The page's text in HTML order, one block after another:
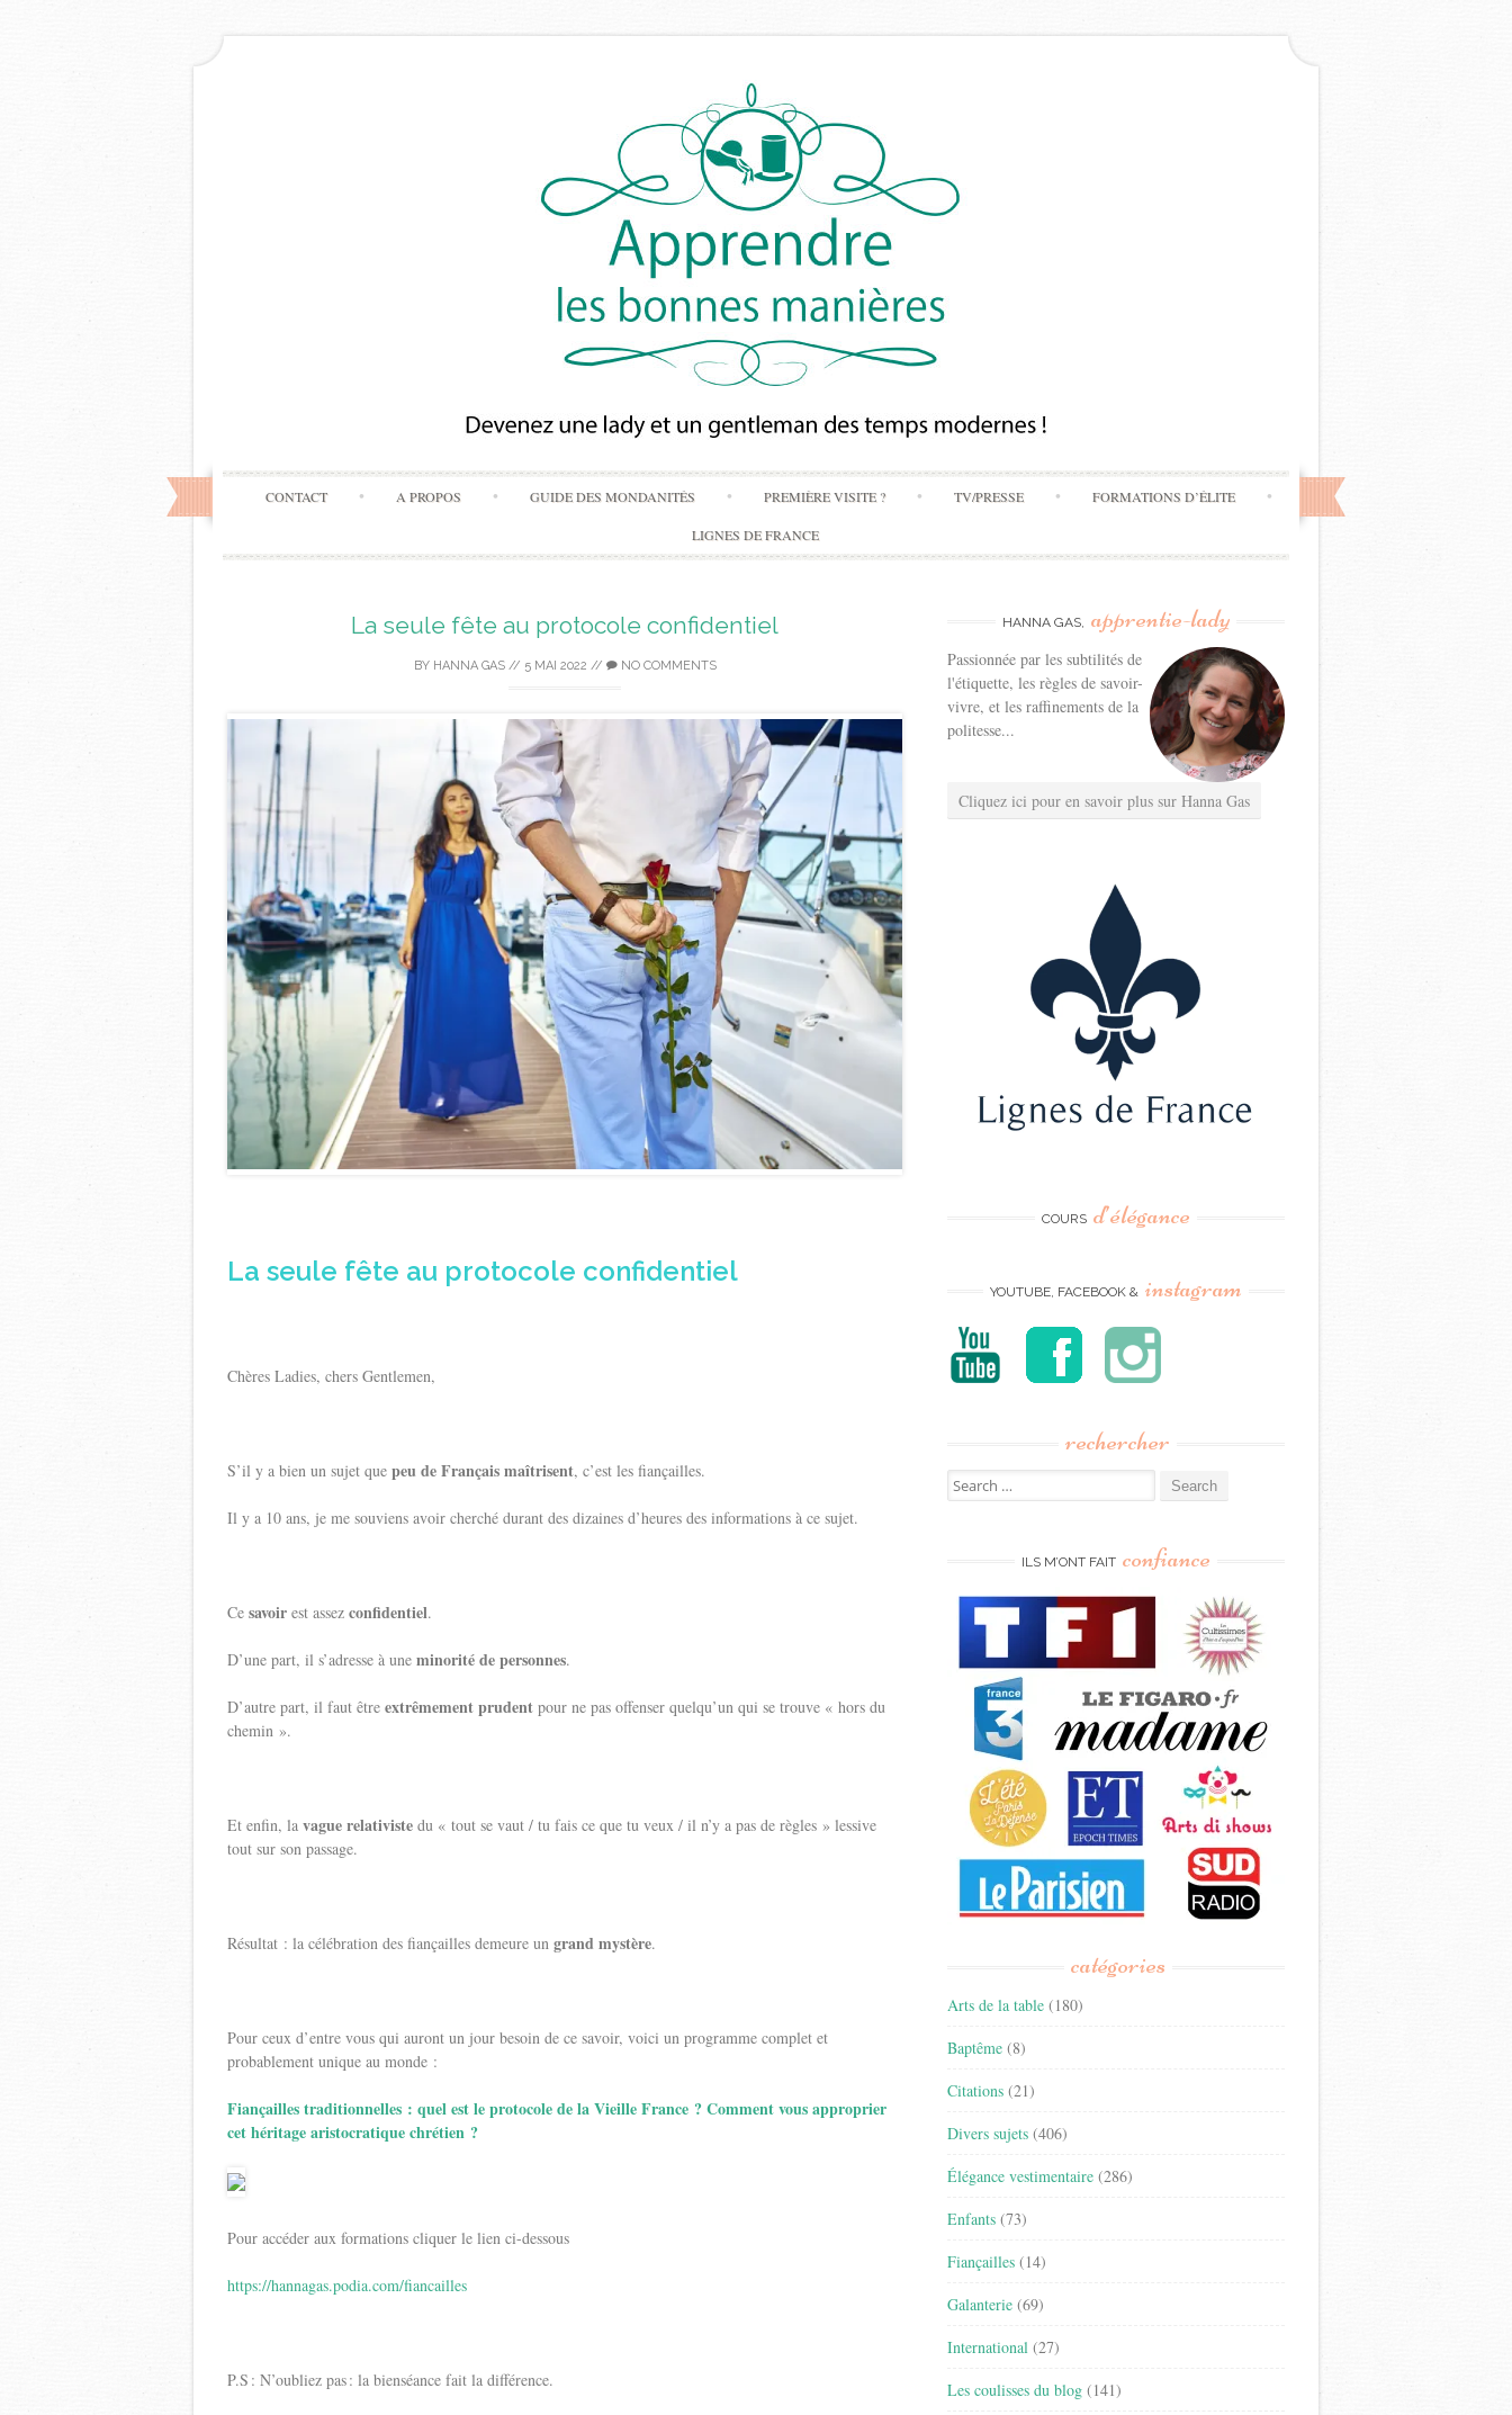
Skip
to
content
CONTACT A PROPOS GUIDE DES MONDANITÉS PREMIÈRE VISITE ? TV/PRESSE FORMATIONS D’ÉLITE
LIGNES DE FRANCE
La seule fête au protocole confidentiel
BY HANNA GAS// 5 MAI 2022 // NO COMMENTS
La seule fête au protocole confidentiel
Chères Ladies, chers Gentlemen,
S’il y a bien un sujet que peu de Français maîtrisent, c’est les fiançailles.
Il y a 10 ans, je me souviens avoir cherché durant des dizaines d’heures des informations à ce sujet.
Ce savoir est assez confidentiel.
D’une part, il s’adresse à une minorité de personnes.
D’autre part, il faut être extrêmement prudent pour ne pas offenser quelqu’un qui se trouve « hors du
chemin ».
Et enfin, la vague relativiste du « tout se vaut / tu fais ce que tu veux / il n’y a pas de règles » lessive
tout sur son passage.
Résultat : la célébration des fiançailles demeure un grand mystère.
Pour ceux d’entre vous qui auront un jour besoin de ce savoir, voici un programme complet et
probablement unique au monde :
Fiançailles traditionnelles : quel est le protocole de la Vieille France ? Comment vous approprier
cet héritage aristocratique chrétien ?
Pour accéder aux formations cliquer le lien ci-dessous
https://hannagas.podia.com/fiancailles
P.S : N’oubliez pas : la bienséance fait la différence.
HANNA GAS, apprentie-lady
Passionnée par les subtilités de
l'étiquette, les règles de savoir-
vivre, et les raffinements de la
politesse...
Cliquez ici pour en savoir plus sur Hanna Gas
COURS d’élégance
YOUTUBE, FACEBOOK & instagram
rechercher
Search
for:
ILS M’ONT FAIT confiance
catégories
Arts de la table (180)
Baptême (8)
Citations (21)
Divers sujets (406)
Élégance vestimentaire (286)
Enfants (73)
Fiançailles (14)
Galanterie (69)
International (27)
Les coulisses du blog (141)